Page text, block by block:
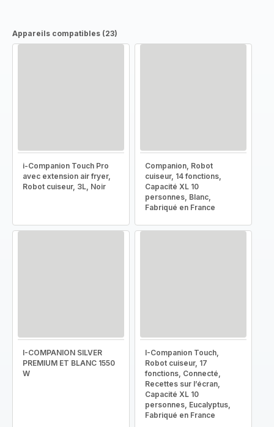
Appareils compatibles (23)
i-Companion Touch Pro
avec extension air fryer,
Robot cuiseur, 3L, Noir
Companion, Robot
cuiseur, 14 fonctions,
Capacité XL 10
personnes, Blanc,
Fabriqué en France
I-COMPANION SILVER
PREMIUM ET BLANC 1550
W
I-Companion Touch,
Robot cuiseur, 17
fonctions, Connecté,
Recettes sur l’écran,
Capacité XL 10
personnes, Eucalyptus,
Fabriqué en France